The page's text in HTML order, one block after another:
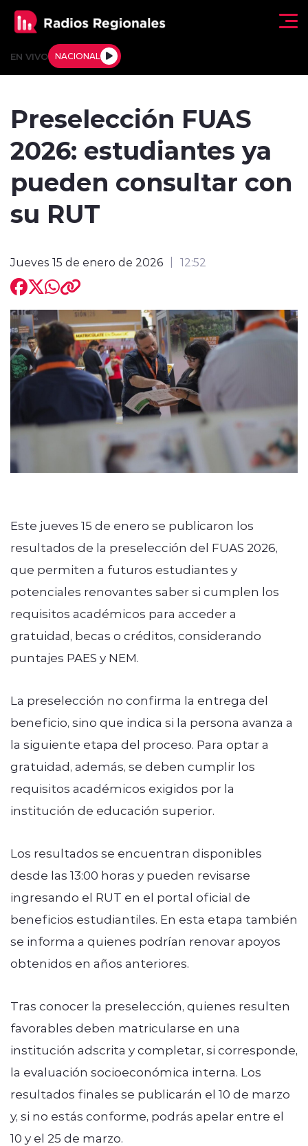
EN VIVO NACIONAL
Regiones al Aire
Entrevistas
modo claro
Preselección FUAS
2026: estudiantes ya
pueden consultar con
su RUT
Jueves 15 de enero de 2026 12:52
Este jueves 15 de enero se publicaron los
resultados de la preselección del FUAS 2026,
que permiten a futuros estudiantes y
potenciales renovantes saber si cumplen los
requisitos académicos para acceder a
gratuidad, becas o créditos, considerando
puntajes PAES y NEM.
La preselección no confirma la entrega del
beneficio, sino que indica si la persona avanza a
la siguiente etapa del proceso. Para optar a
gratuidad, además, se deben cumplir los
requisitos académicos exigidos por la
institución de educación superior.
Los resultados se encuentran disponibles
desde las 13:00 horas y pueden revisarse
ingresando el RUT en el portal oficial de
beneficios estudiantiles. En esta etapa también
se informa a quienes podrían renovar apoyos
obtenidos en años anteriores.
Tras conocer la preselección, quienes resulten
favorables deben matricularse en una
institución adscrita y completar, si corresponde,
la evaluación socioeconómica interna. Los
resultados finales se publicarán el 10 de marzo
y, si no estás conforme, podrás apelar entre el
10 y el 25 de marzo.